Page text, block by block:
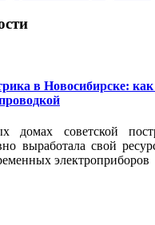
в Новосибирске:
домах советской
выработала свой
электроприборов